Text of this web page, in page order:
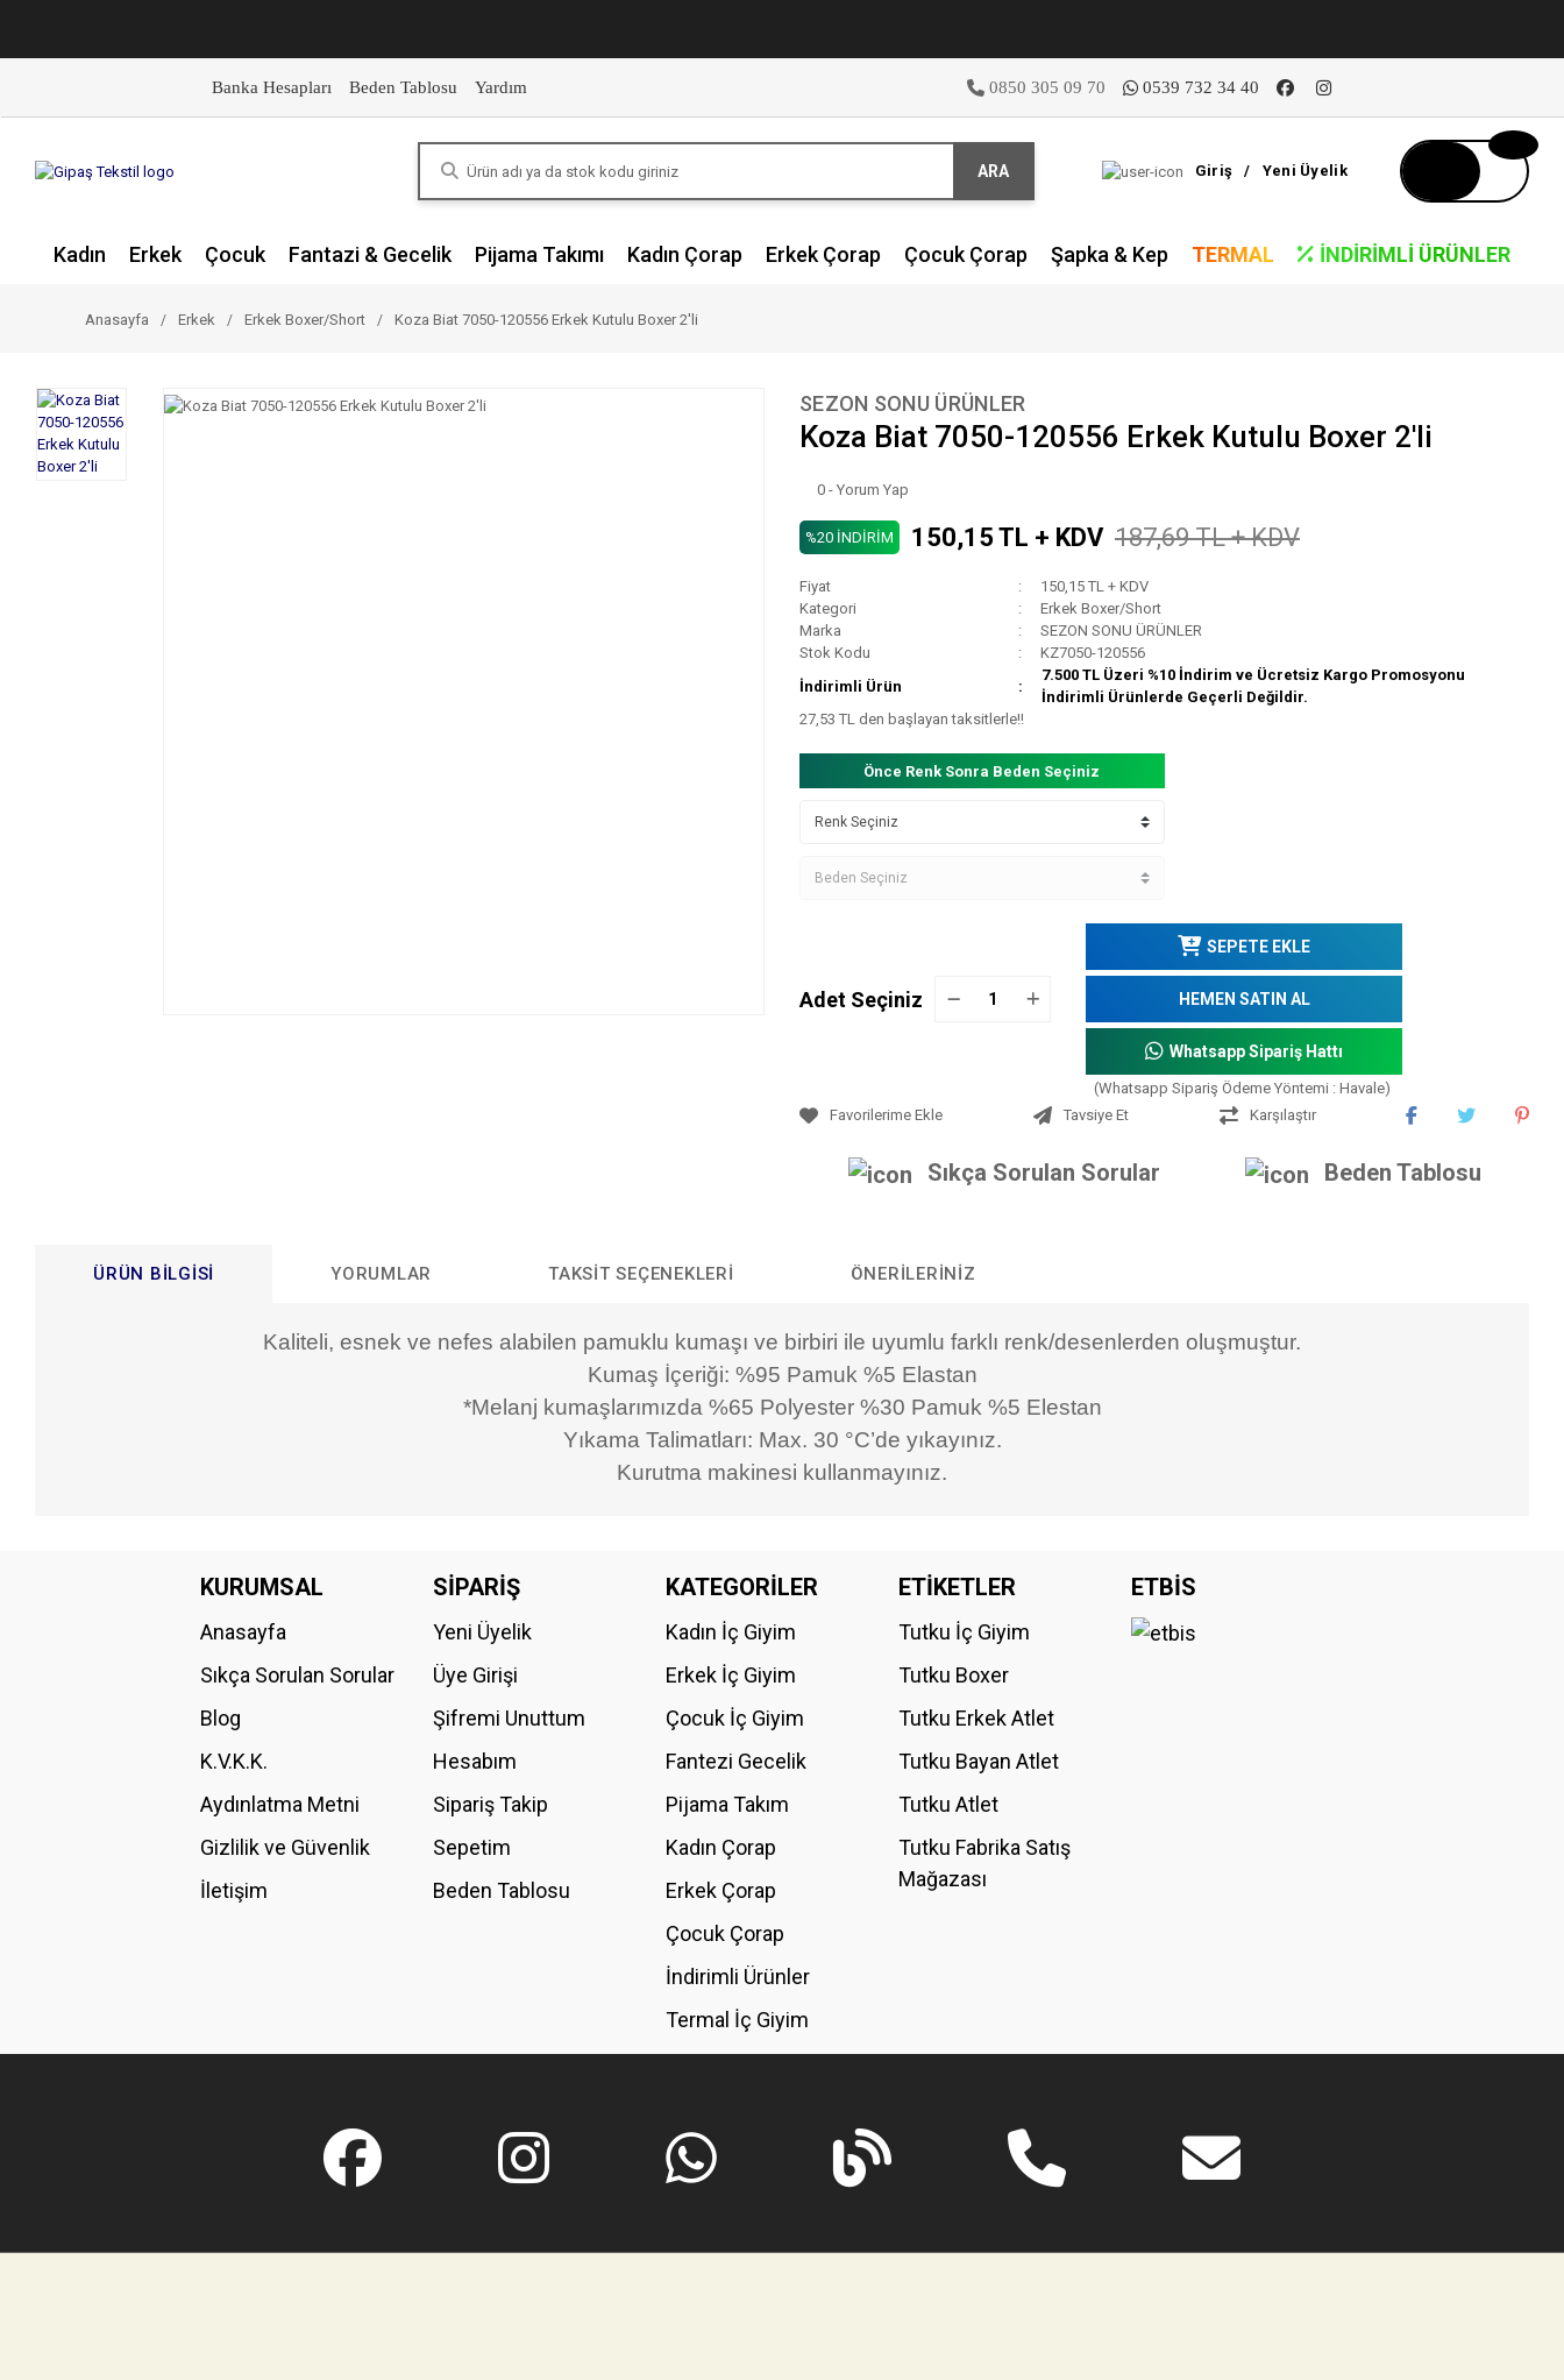
Banka Hesapları Beden Tablosu Yardım 0850 305 09 70 0539 732 34 40
ARA Giriş / Yeni Üyelik
Kadın Erkek Çocuk Fantazi & Gecelik Pijama Takımı Kadın Çorap Erkek Çorap Çocuk Çorap Şapka & Kep TERMAL İNDIRIMLI ÜRÜNLER
Anasayfa Erkek Erkek Boxer/Short Koza Biat 7050-120556 Erkek Kutulu Boxer 2'li
SEZON SONU ÜRÜNLER
Koza Biat 7050-120556 Erkek Kutulu Boxer 2'li
0 - Yorum Yap
%20 İNDİRİM 150,15 TL + KDV 187,69 TL + KDV
Fiyat
150,15 TL + KDV
Kategori
Erkek Boxer/Short
Marka
SEZON SONU ÜRÜNLER
Stok Kodu
KZ7050-120556
İndirimli Ürün
7.500 TL Üzeri %10 İndirim ve Ücretsiz Kargo Promosyonu
İndirimli Ürünlerde Geçerli Değildir.
27,53 TL den başlayan taksitlerle!!
Önce Renk Sonra Beden Seçiniz
Adet Seçiniz
SEPETE EKLE
HEMEN SATIN AL
Whatsapp Sipariş Hattı
(Whatsapp Sipariş Ödeme Yöntemi : Havale)
Tavsiye Et
Karşılaştır
Sıkça Sorulan Sorular Beden Tablosu
ÜRÜN BILGISI YORUMLAR TAKSIT SEÇENEKLERI ÖNERILERINIZ
Kaliteli, esnek ve nefes alabilen pamuklu kumaşı ve birbiri ile uyumlu farklı renk/desenlerden oluşmuştur.
Kumaş İçeriği: %95 Pamuk %5 Elastan
*Melanj kumaşlarımızda %65 Polyester %30 Pamuk %5 Elestan
Yıkama Talimatları: Max. 30 °C’de yıkayınız.
Kurutma makinesi kullanmayınız.
Bu ürüne ilk yorumu siz yapın!
Ürün resmi kalitesiz, bozuk veya görüntülenemiyor.
Ürün fiyatı diğer sitelerden daha pahalı.
Bu ürüne benzer farklı alternatifler olmalı.
KURUMSAL
Anasayfa
Sıkça Sorulan Sorular
Blog
K.V.K.K.
Aydınlatma Metni
Gizlilik ve Güvenlik
İletişim
SİPARİŞ
Yeni Üyelik
Üye Girişi
Şifremi Unuttum
Hesabım
Sipariş Takip
Sepetim
Beden Tablosu
KATEGORİLER
Kadın İç Giyim
Erkek İç Giyim
Çocuk İç Giyim
Fantezi Gecelik
Pijama Takım
Kadın Çorap
Erkek Çorap
Çocuk Çorap
İndirimli Ürünler
Termal İç Giyim
ETİKETLER
Tutku İç Giyim
Tutku Boxer
Tutku Erkek Atlet
Tutku Bayan Atlet
Tutku Atlet
Tutku Fabrika Satış
Mağazası
ETBİS